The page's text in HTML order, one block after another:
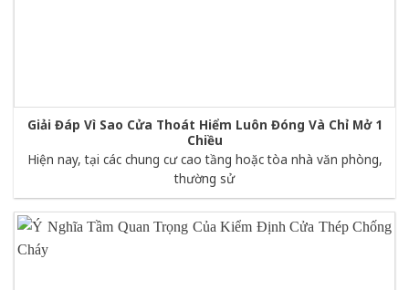
Giải Đáp Vì Sao Cửa Thoát Hiểm Luôn Đóng Và Chỉ Mở 1
Chiều
Hiện nay, tại các chung cư cao tầng hoặc tòa nhà văn phòng,
thường sử